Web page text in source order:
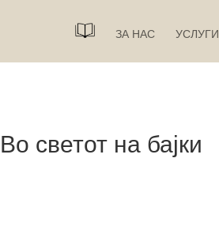
ЗА НАС УСЛУГИ
светот на бајки